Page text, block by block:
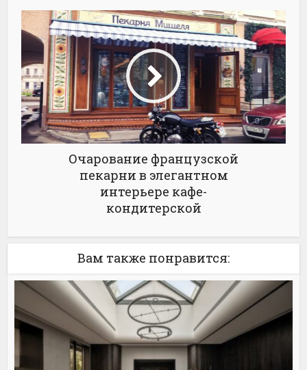
Очарование французской
пекарни в элегантном
интерьере кафе-
кондитерской
Вам также понравится: